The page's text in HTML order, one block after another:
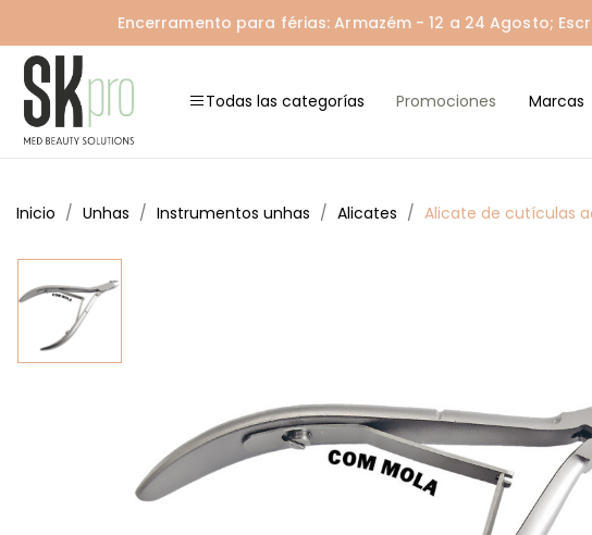
Encerramento para férias: Armazém - 12 a 24 Agosto;
Todas las categorías Promociones Marcas
Inicio Unhas Instrumentos unhas Alicates Alicate de cutículas